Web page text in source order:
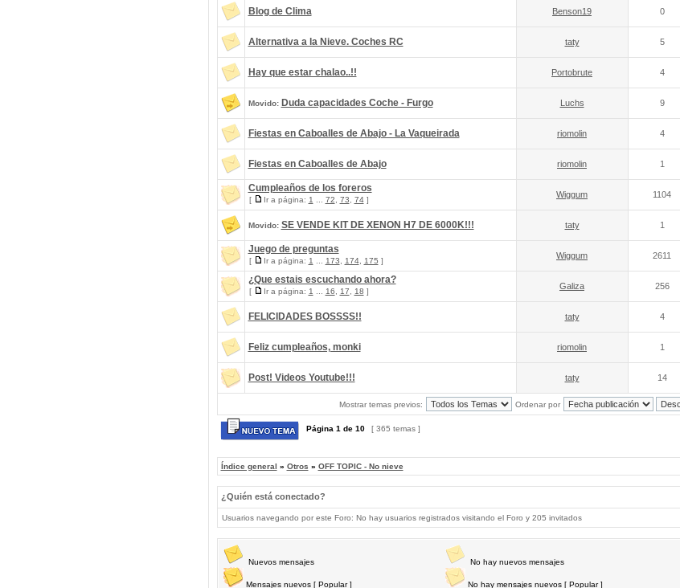
Blog de Clima Benson19 0
Alternativa a la Nieve. Coches RC taty 5
Hay que estar chalao..!! Portobrute 4
Movido: Duda capacidades Coche - Furgo Luchs 9
Fiestas en Caboalles de Abajo - La Vaqueirada riomolin 4
Fiestas en Caboalles de Abajo riomolin 1
Cumpleaños de los foreros
[ Ir a página: 1 72 73 74]
Wiggum 1104
Movido: SE VENDE KIT DE XENON H7 DE 6000K!!! taty 1
Juego de preguntas
[ Ir a página: 1 173 174, 175 ]
Wiggum 2611
¿Que estais escuchando ahora?
[ Ir a página: 1 16 17 18 ]
Galiza 256
FELICIDADES BOSSSS!! taty 4
Feliz cumpleaños, monki riomolin 1
Post! Videos Youtube!!! taty 14
Mostrar temas previos: Ordenar por
Página 1 de 10 [ 365 temas ]
Índice general » Otros » OFF TOPIC - No nieve
¿Quién está conectado?
Usuarios navegando por este Foro: No hay usuarios registrados visitando el Foro y 205 invitados
Nuevos mensajes
Mensajes nuevos [ Popular ]
No hay nuevos mensajes
No hay mensajes nuevos [ Popular ]